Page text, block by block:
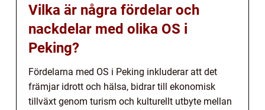
Vilka är några fördelar och
nackdelar med olika OS i
Peking?
Fördelarna med OS i Peking inkluderar att det
främjar idrott och hälsa, bidrar till ekonomisk
tillväxt genom turism och kulturellt utbyte mellan